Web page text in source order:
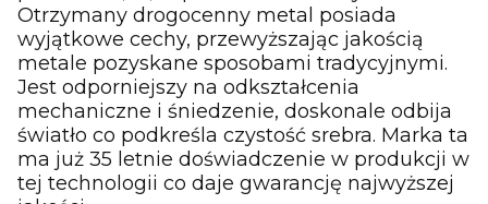
Otrzymany drogocenny metal posiada
wyjątkowe cechy, przewyższając jakością
metale pozyskane sposobami tradycyjnymi.
Jest odporniejszy na odkształcenia
mechaniczne i śniedzenie, doskonale odbija
światło co podkreśla czystość srebra. Marka ta
ma już 35 letnie doświadczenie w produkcji w
tej technologii co daje gwarancję najwyższej